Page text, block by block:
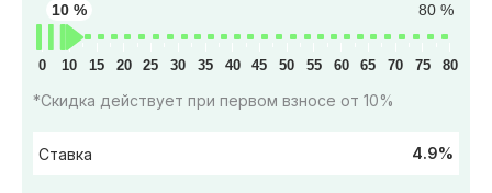
80 %
10 %
0 10 15 20 25 30 35 40 45 50 55 60 65 70 75 80
*Скидка действует при первом взносе от 10%
Ставка 4.9%